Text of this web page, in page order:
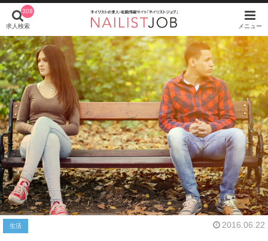
308
求人検索 メニュー
生活 2016.06.22